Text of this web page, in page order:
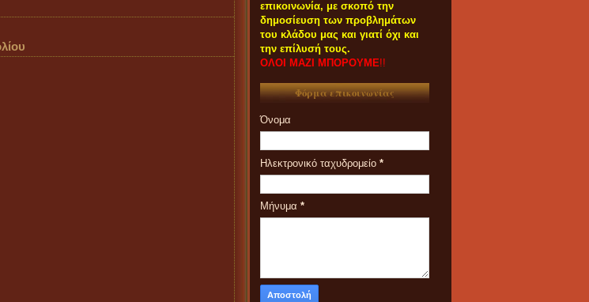
επικοινωνία, με σκοπό την
δημοσίευση των προβλημάτων
του κλάδου μας και γιατί όχι και
την επίλυσή τους.
ΟΛΟΙ ΜΑΖΙ ΜΠΟΡΟΥΜΕ!!
Φόρμα επικοινωνίας
Όνομα
Ηλεκτρονικό ταχυδρομείο *
Μήνυμα *